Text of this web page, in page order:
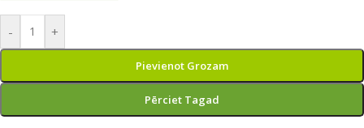
- +
Pievienot Grozam
Pērciet Tagad